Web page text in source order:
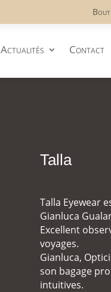
Actualités Contact
Talla
Talla Eyewear
Gianluca
Excellent
voyages.
Gianluca,
son bagage
intuitives.